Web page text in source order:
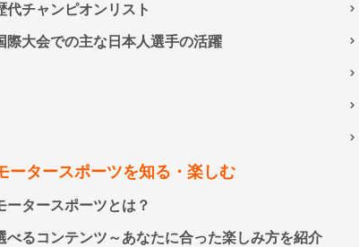
代チャンピオンリスト
際大会での主な日本人選手の活躍
ータースポーツを知る・楽しむ
ータースポーツとは？
べるコンテンツ～あなたに合った楽しみ方を紹介